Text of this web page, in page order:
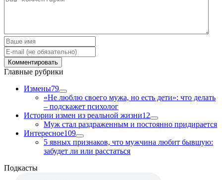
Главные рубрики
Измены79
«Не люблю своего мужа, но есть дети»: что делать
– подскажет психолог
Истории измен из реальной жизни12
Муж стал раздраженным и постоянно придирается
Интересное109
5 явных признаков, что мужчина любит бывшую:
забудет ли или расстаться
Подкасты